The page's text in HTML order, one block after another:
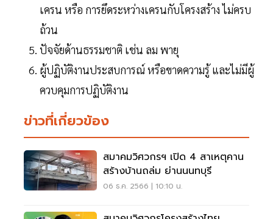
เครน หรือ การยึดระหว่างเครนกับโครงสร้าง ไม่ครบ
ถ้วน
ปัจจัยด้านธรรมชาติ เช่น ลม พายุ
ผู้ปฏิบัติงานประสบการณ์ หรือขาดความรู้ และไม่มีผู้
ควบคุมการปฏิบัติงาน
ข่าวที่เกี่ยวข้อง
สมาคมวิศวกรฯ เปิด 4 สาเหตุคาน
สร้างบ้านถล่ม ย่านนนทบุรี
06 ธ.ค. 2566 | 10:10 น.